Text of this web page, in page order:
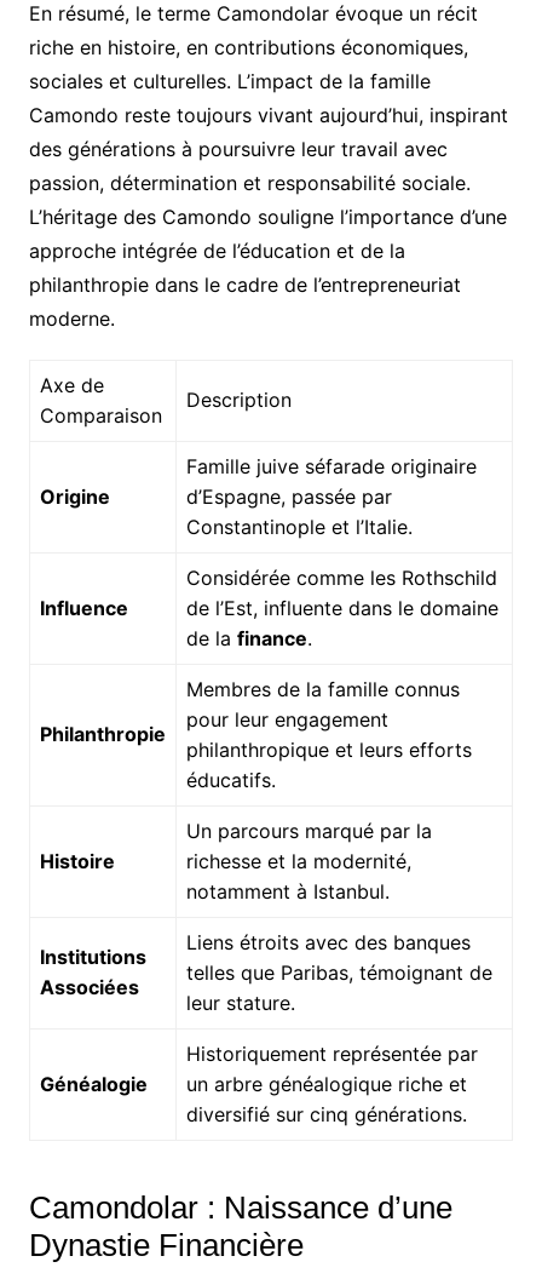
En résumé, le terme Camondolar évoque un récit
riche en histoire, en contributions économiques,
sociales et culturelles. L’impact de la famille
Camondo reste toujours vivant aujourd’hui, inspirant
des générations à poursuivre leur travail avec
passion, détermination et responsabilité sociale.
L’héritage des Camondo souligne l’importance d’une
approche intégrée de l’éducation et de la
philanthropie dans le cadre de l’entrepreneuriat
moderne.
Axe de
Comparaison
Description
Origine
Famille juive séfarade originaire
d’Espagne, passée par
Constantinople et l’Italie.
Influence
Considérée comme les Rothschild
de l’Est, influente dans le domaine
de la finance.
Philanthropie
Membres de la famille connus
pour leur engagement
philanthropique et leurs efforts
éducatifs.
Histoire
Un parcours marqué par la
richesse et la modernité,
notamment à Istanbul.
Institutions
Associées
Liens étroits avec des banques
telles que Paribas, témoignant de
leur stature.
Généalogie
Historiquement représentée par
un arbre généalogique riche et
diversifié sur cinq générations.
Camondolar : Naissance d’une
Dynastie Financière